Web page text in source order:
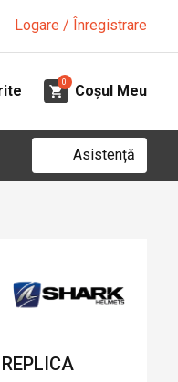
Logare / Înregistrare
0
Coșul Meu
Asistență